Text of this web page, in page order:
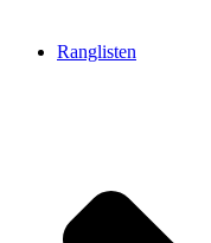
Ranglisten